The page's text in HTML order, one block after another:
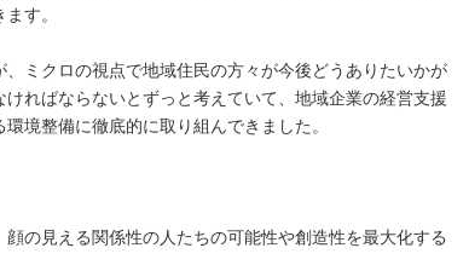
す。
ミクロの視点で地域住民の方々が今後どうありたいかが
ればならないとずっと考えていて、地域企業の経営支援
境整備に徹底的に取り組んできました。
の見える関係性の人たちの可能性や創造性を最大化する